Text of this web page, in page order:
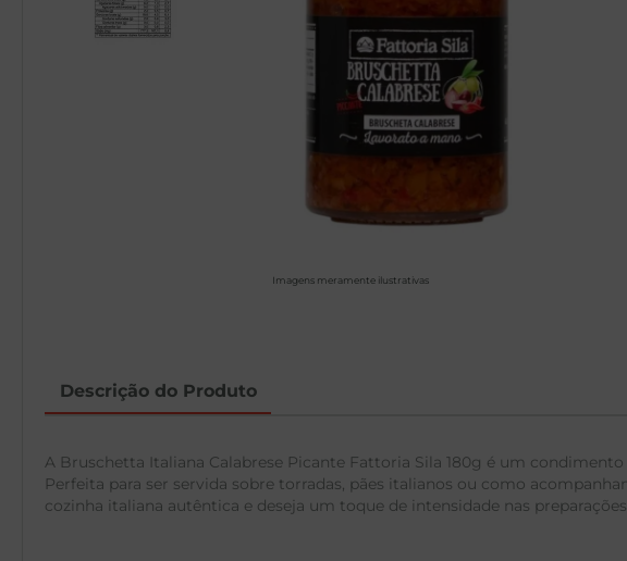
Imagens meramente ilustrativas
Descrição do Produto
A Bruschetta Italiana Calabrese Picante Fattoria Sila 180g é um
Perfeita para ser servida sobre torradas, pães italianos ou como
cozinha italiana autêntica e deseja um toque de intensidade nas